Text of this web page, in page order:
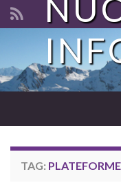
Search
TAG: PLATEFORME